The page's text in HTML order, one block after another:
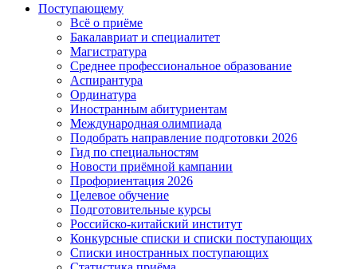
Поступающему
Всё о приёме
Бакалавриат и специалитет
Магистратура
Среднее профессиональное образование
Аспирантура
Ординатура
Иностранным абитуриентам
Международная олимпиада
Подобрать направление подготовки 2026
Гид по специальностям
Новости приёмной кампании
Профориентация 2026
Целевое обучение
Подготовительные курсы
Российско-китайский институт
Конкурсные списки и списки поступающих
Списки иностранных поступающих